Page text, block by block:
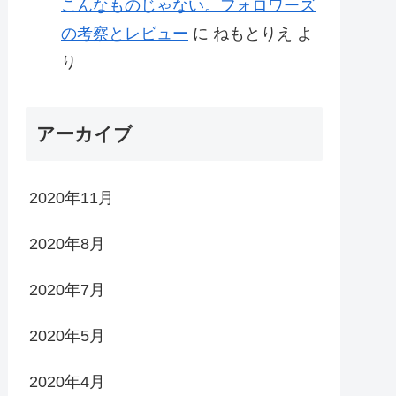
こんなものじゃない。フォロワーズ
の考察とレビュー に ねもとりえ
よ
り
アーカイブ
2020年11月
2020年8月
2020年7月
2020年5月
2020年4月